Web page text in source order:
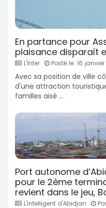
En partance pour
plaisance disparaît
L'Inter Posté le: 16 janvier
Avec sa position de ville
d'une attraction
familles aisé ...
Port autonome
pour le 2ème
revient dans le jeu,
L'intelligent d'Abidjan